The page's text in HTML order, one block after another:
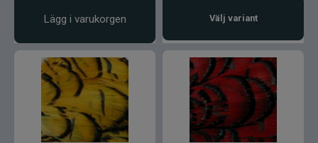
Lägg i varukorgen Välj variant